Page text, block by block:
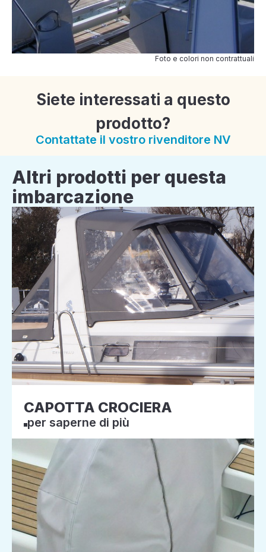
Foto e colori non contrattuali
Siete interessati a questo
prodotto?
Contattate il vostro rivenditore NV
Altri prodotti per questa
imbarcazione
CAPOTTA CROCIERA
per saperne di più